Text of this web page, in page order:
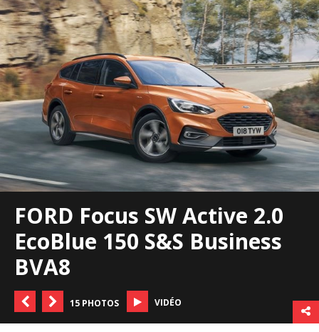
FORD Focus SW Active 2.0
EcoBlue 150 S&S Business
BVA8
15 PHOTOS VIDÉO